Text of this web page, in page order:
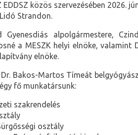
EDDSZ közös szervezésében 2026.
Strandon.
alpolgármestere,
a MESZK helyi elnöke, valamint
elnöke.
Bakos-Martos Tímeát
fő munkatársunk:
szakrendelés
osztály